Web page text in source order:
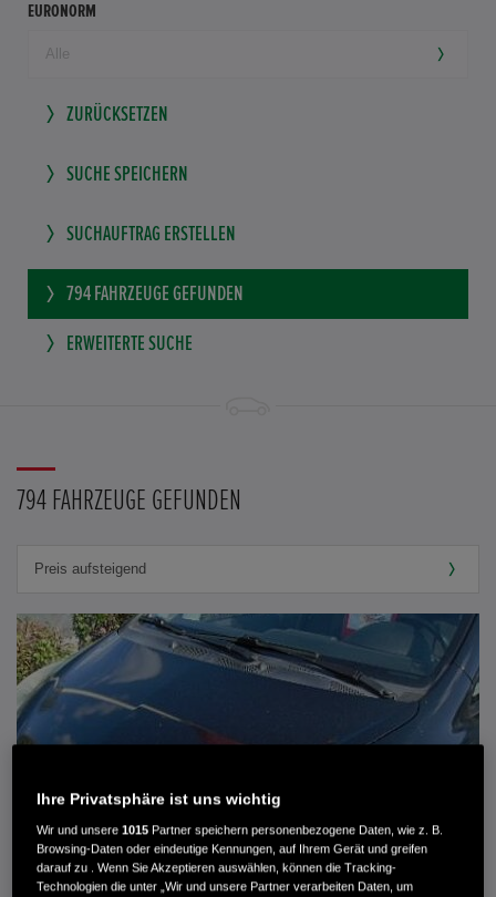
EURONORM
ZURÜCKSETZEN
SUCHE SPEICHERN
SUCHAUFTRAG ERSTELLEN
794 FAHRZEUGE GEFUNDEN
ERWEITERTE SUCHE
794 FAHRZEUGE GEFUNDEN
Ihre Privatsphäre ist uns wichtig
Wir und unsere1015 Partner speichern personenbezogene Daten, wie z. B.
Browsing-Daten oder eindeutige Kennungen, auf Ihrem Gerät und greifen
darauf zu . Wenn Sie Akzeptieren auswählen, können die Tracking-
Technologien die unter „Wir und unsere Partner verarbeiten Daten, um